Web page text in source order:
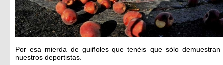
Por esa mierda de guiñoles que tenéis que sólo
nuestros deportistas.